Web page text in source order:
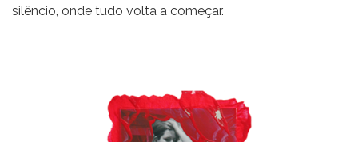
silêncio, onde tudo volta a começar.